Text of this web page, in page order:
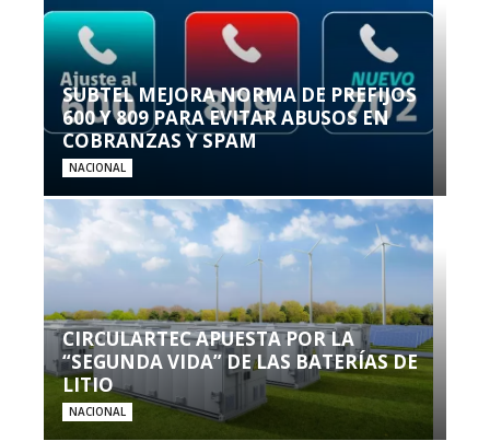
SUBTEL MEJORA NORMA DE PREFIJOS
600 Y 809 PARA EVITAR ABUSOS EN
COBRANZAS Y SPAM
NACIONAL
CIRCULARTEC APUESTA POR LA
“SEGUNDA VIDA” DE LAS BATERÍAS DE
LITIO
NACIONAL